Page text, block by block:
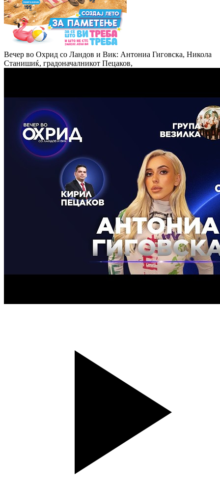
Вечер во Охрид со Ландов и Вик: Антониа Гиговска, Никола
Станишиќ, градоначалникот Пецаков,